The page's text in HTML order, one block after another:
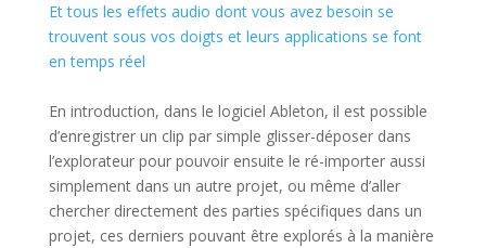
Et tous les effets audio dont vous avez besoin se
trouvent sous vos doigts et leurs applications se font
en temps réel
En introduction, dans le logiciel Ableton, il est possible
d’enregistrer un clip par simple glisser-déposer dans
l’explorateur pour pouvoir ensuite le ré-importer aussi
simplement dans un autre projet, ou même d’aller
chercher directement des parties spécifiques dans un
projet, ces derniers pouvant être explorés à la manière